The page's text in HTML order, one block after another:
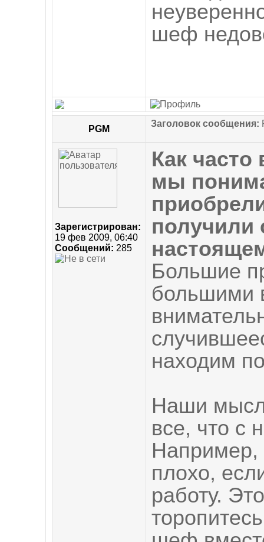
шеф
PGM
Заголовок сообщения:
Зарегистрирован:
19 фев 2009, 06:40
Сообщений: 285
Как часто
мы
получили
Большие
большими
находим
Наши
все, что с
Например,
плохо,
работу.